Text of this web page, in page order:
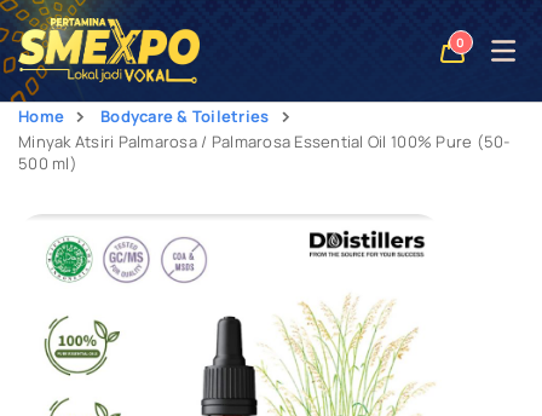
0
Open
Home
Bodycare & Toiletries
Minyak Atsiri Palmarosa / Palmarosa Essential Oil 100% Pure (50-
500 ml)